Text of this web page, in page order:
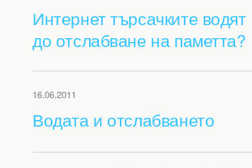
Интернет търсачките водят
до отслабване на паметта?
16.06.2011
Водата и отслабването